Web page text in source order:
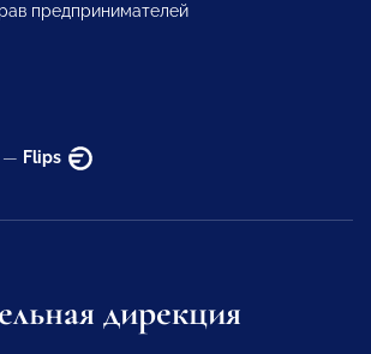
предпринимателей
— Flips
дирекция